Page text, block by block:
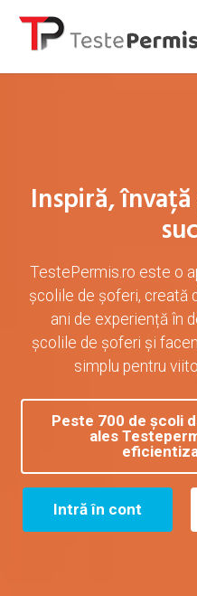
Inspiră,
TestePermis.ro este o
școlile de șoferi, creată
ani de experiență în
școlile de șoferi și
simplu pentru
Peste 700 de școli
ales
Intră în cont